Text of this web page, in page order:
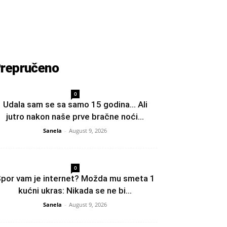
0
Udala sam se sa samo 15 godina… Ali
jutro nakon naše prve bračne noći...
Sanela - August 9, 2026
0
vam je internet? Možda mu smeta 1
kućni ukras: Nikada se ne bi...
Sanela - August 9, 2026